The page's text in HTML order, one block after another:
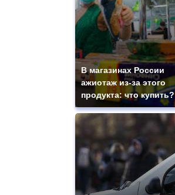
В магазинах России
ажиотаж из-за этого
продукта: что купить?